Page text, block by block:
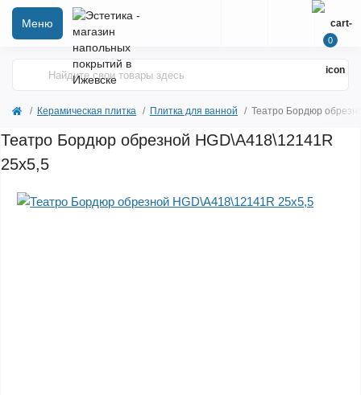
Меню
0
Керамическая плитка Плитка для ванной Театро Бордюр
Театро Бордюр обрезной HGD\A418\12141R
25х5,5